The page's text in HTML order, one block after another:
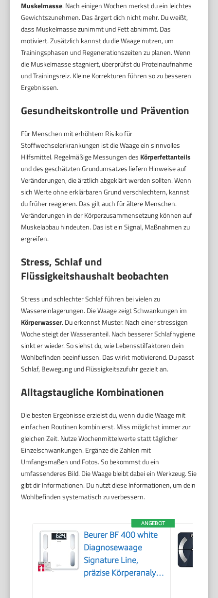
Muskelmasse. Nach einigen Wochen merkst du ein leichtes
Gewichtszunehmen. Das ärgert dich nicht mehr. Du weißt,
dass Muskelmasse zunimmt und Fett abnimmt. Das
motiviert. Zusätzlich kannst du die Waage nutzen, um
Trainingsphasen und Regenerationszeiten zu planen. Wenn
die Muskelmasse stagniert, überprüfst du Proteinaufnahme
und Trainingsreiz. Kleine Korrekturen führen so zu besseren
Ergebnissen.
Gesundheitskontrolle und Prävention
Für Menschen mit erhöhtem Risiko für
Stoffwechselerkrankungen ist die Waage ein sinnvolles
Hilfsmittel. Regelmäßige Messungen des Körperfettanteils
und des geschätzten Grundumsatzes liefern Hinweise auf
Veränderungen, die ärztlich abgeklärt werden sollten. Wenn
sich Werte ohne erklärbaren Grund verschlechtern, kannst
du früher reagieren. Das gilt auch für ältere Menschen.
Veränderungen in der Körperzusammensetzung können auf
Muskelabbau hindeuten. Das ist ein Signal, Maßnahmen zu
ergreifen.
Stress, Schlaf und
Flüssigkeitshaushalt beobachten
Stress und schlechter Schlaf führen bei vielen zu
Wassereinlagerungen. Die Waage zeigt Schwankungen im
Körperwasser. Du erkennst Muster. Nach einer stressigen
Woche steigt der Wasseranteil. Nach besserer Schlafhygiene
sinkt er wieder. So siehst du, wie Lebensstilfaktoren dein
Wohlbefinden beeinflussen. Das wirkt motivierend. Du passt
Schlaf, Bewegung und Flüssigkeitszufuhr gezielt an.
Alltagstaugliche Kombinationen
Die besten Ergebnisse erzielst du, wenn du die Waage mit
einfachen Routinen kombinierst. Miss möglichst immer zur
gleichen Zeit. Nutze Wochenmittelwerte statt täglicher
Einzelschwankungen. Ergänze die Zahlen mit
Umfangsmaßen und Fotos. So bekommst du ein
umfassenderes Bild. Die Waage bleibt dabei ein Werkzeug. Sie
gibt dir Informationen. Du nutzt diese Informationen, um dein
Wohlbefinden systematisch zu verbessern.
ANGEBOT
Beurer BF 400 white
Diagnosewaage
Signature Line,
präzise Körperanalyse